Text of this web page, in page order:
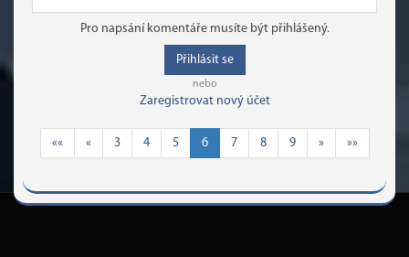
Pro napsání komentáře musíte být přihlášený.
Přihlásit se
nebo
Zaregistrovat nový účet
«« « 3 4 5 6 7 8 9 » »»